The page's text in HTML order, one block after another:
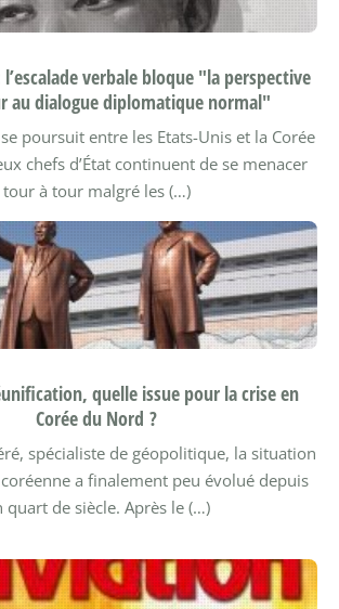
verbale bloque "la perspective
au dialogue diplomatique normal"
poursuit entre les Etats-Unis et la Corée
chefs d’État continuent de se menacer
tour à tour malgré les (…)
quelle issue pour la crise en
Corée du Nord ?
spécialiste de géopolitique, la situation
a finalement peu évolué depuis
quart de siècle. Après le (…)